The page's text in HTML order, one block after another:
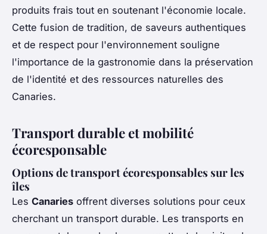
produits frais tout en soutenant l'économie locale.
Cette fusion de tradition, de saveurs authentiques
et de respect pour l'environnement souligne
l'importance de la gastronomie dans la préservation
de l'identité et des ressources naturelles des
Canaries.
Transport durable et mobilité
écoresponsable
Options de transport écoresponsables sur les
îles
Les Canaries offrent diverses solutions pour ceux
cherchant un transport durable. Les transports en